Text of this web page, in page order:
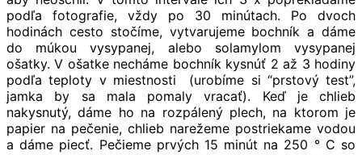
podľa fotografie, vždy po 30 minútach. Po dvoch
hodinách cesto stočíme, vytvarujeme bochník a dáme
do múkou vysypanej, alebo solamylom vysypanej
ošatky. V ošatke necháme bochník kysnúť 2 až 3 hodiny
podľa teploty v miestnosti (urobíme si “prstový test”,
jamka by sa mala pomaly vracať). Keď je chlieb
nakysnutý, dáme ho na rozpálený plech, na ktorom je
papier na pečenie, chlieb narežeme postriekame vodou
a dáme piecť. Pečieme prvých 15 minút na 250 ° C so